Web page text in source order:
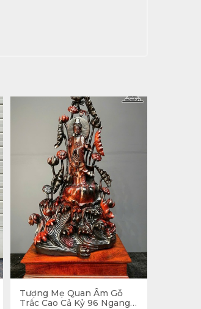
Tượng Mẹ Quan Âm Gỗ
Trắc Cao Cả Kỷ 96 Ngang